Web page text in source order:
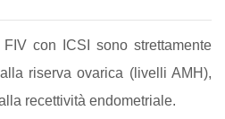
con ICSI sono strettamente
riserva ovarica (livelli AMH),
recettività endometriale.